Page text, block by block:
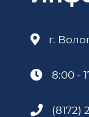
г.
8:00 -
(8172)